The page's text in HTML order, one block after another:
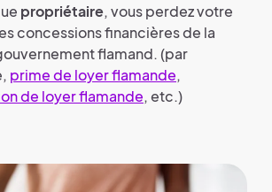
propriétaire, vous perdez votre
concessions financières de la
flamand. (par
prime de loyer flamande,
de loyer flamande, etc.)